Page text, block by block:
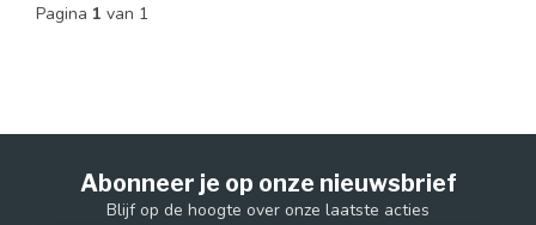
Pagina 1 van 1
Abonneer je op onze nieuwsbrief
Blijf op de hoogte over onze laatste acties